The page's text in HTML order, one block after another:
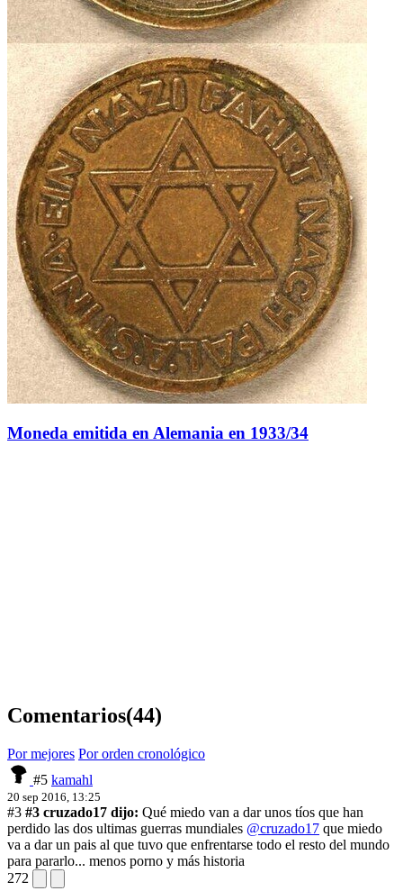
Moneda emitida en Alemania en 1933/34
Comentarios(44)
Por mejores Por orden cronológico
#5 kamahl
20 sep 2016, 13:25
#3 #3 cruzado17 dijo: Qué miedo van a dar unos tíos que han
perdido las dos ultimas guerras mundiales @cruzado17 que miedo
va a dar un pais al que tuvo que enfrentarse todo el resto del mundo
para pararlo... menos porno y más historia
272